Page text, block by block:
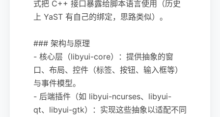
式把 C++ 接口暴露给脚本语言使用（历史
上 YaST 有自己的绑定，思路类似）。
### 架构与原理
- 核心层（libyui-core）：提供抽象的窗
口、布局、控件（标签、按钮、输入框等）
与事件模型。
- 后端插件（如 libyui-ncurses、libyui-
qt、libyui-gtk）：实现这些抽象以适配不同